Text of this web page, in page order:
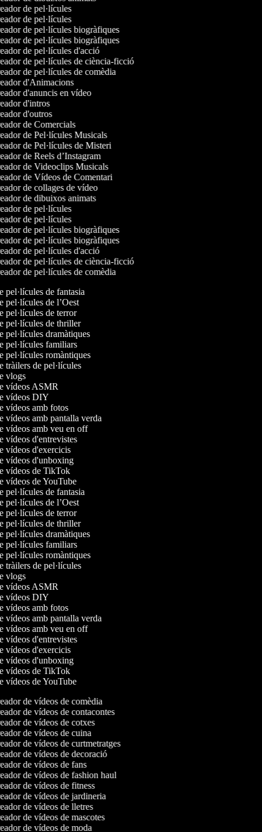
de pel·lícules
de pel·lícules
de pel·lícules biogràfiques
de pel·lícules biogràfiques
de pel·lícules d'acció
de pel·lícules de ciència-ficció
de pel·lícules de comèdia
d'Animacions
d'anuncis en vídeo
d'intros
d'outros
de Comercials
de Pel·lícules Musicals
de Pel·lícules de Misteri
de Reels d’Instagram
de Videoclips Musicals
de Vídeos de Comentari
de collages de vídeo
de dibuixos animats
de pel·lícules
de pel·lícules
de pel·lícules biogràfiques
de pel·lícules biogràfiques
de pel·lícules d'acció
de pel·lícules de ciència-ficció
de pel·lícules de comèdia
pel·lícules de fantasia
pel·lícules de l’Oest
pel·lícules de terror
pel·lícules de thriller
pel·lícules dramàtiques
pel·lícules familiars
pel·lícules romàntiques
tràilers de pel·lícules
vlogs
vídeos ASMR
vídeos DIY
vídeos amb fotos
vídeos amb pantalla verda
vídeos amb veu en off
vídeos d'entrevistes
vídeos d'exercicis
vídeos d'unboxing
vídeos de TikTok
vídeos de YouTube
pel·lícules de fantasia
pel·lícules de l’Oest
pel·lícules de terror
pel·lícules de thriller
pel·lícules dramàtiques
pel·lícules familiars
pel·lícules romàntiques
tràilers de pel·lícules
vlogs
vídeos ASMR
vídeos DIY
vídeos amb fotos
vídeos amb pantalla verda
vídeos amb veu en off
vídeos d'entrevistes
vídeos d'exercicis
vídeos d'unboxing
vídeos de TikTok
vídeos de YouTube
de vídeos de comèdia
de vídeos de contacontes
de vídeos de cotxes
de vídeos de cuina
de vídeos de curtmetratges
de vídeos de decoració
de vídeos de fans
de vídeos de fashion haul
de vídeos de fitness
de vídeos de jardineria
de vídeos de lletres
de vídeos de mascotes
de vídeos de moda